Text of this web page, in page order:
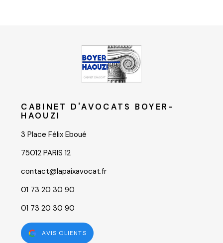
CABINET D'AVOCATS BOYER-
HAOUZI
3 Place Félix Eboué
75012 PARIS 12
contact@lapaixavocat.fr
01 73 20 30 90
01 73 20 30 90
AVIS CLIENTS